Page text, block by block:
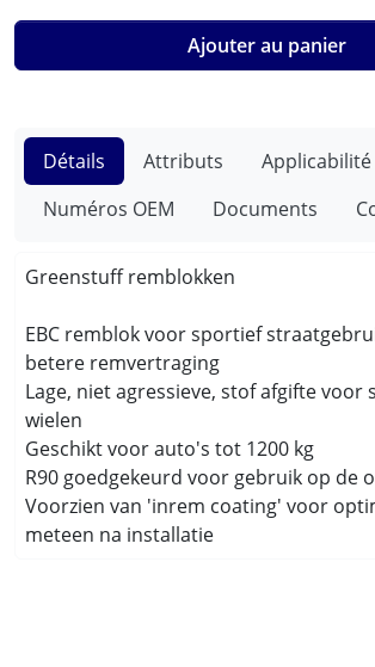
Ajouter au panier
Détails Attributs
Applicabilité
Numéros OEM
Documents
Greenstuff remblokken
EBC remblok voor sportief
betere remvertraging
Lage, niet agressieve, stof afgifte voor
wielen
Geschikt voor auto's tot 1200 kg
R90 goedgekeurd voor gebruik op de
Voorzien van 'inrem coating' voor
meteen na installatie